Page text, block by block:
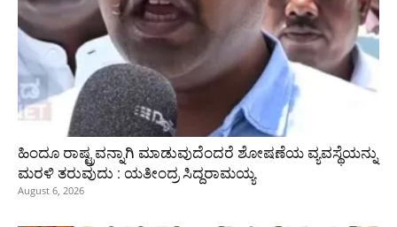
ಹಿಂದೂ ರಾಷ್ಟ್ರವನ್ನಾಗಿ ಮಾಡುವುದೆಂದರೆ ಶೋಷಣೆಯ ವ್ಯವಸ್ಥೆಯನ್ನು
ಮರಳಿ ತರುವುದು : ಯತೀಂದ್ರ ಸಿದ್ದರಾಮಯ್ಯ
August 6, 2026